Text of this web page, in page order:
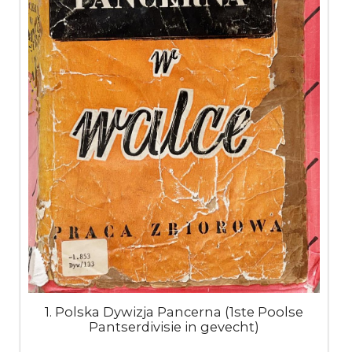
1. Polska Dywizja Pancerna (1ste Poolse
Pantserdivisie in gevecht)